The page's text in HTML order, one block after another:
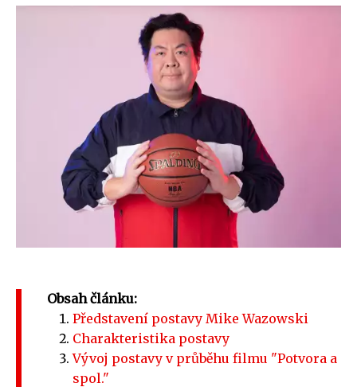
Obsah článku:
Představení postavy Mike Wazowski
Charakteristika postavy
Vývoj postavy v průběhu filmu "Potvora a
spol."